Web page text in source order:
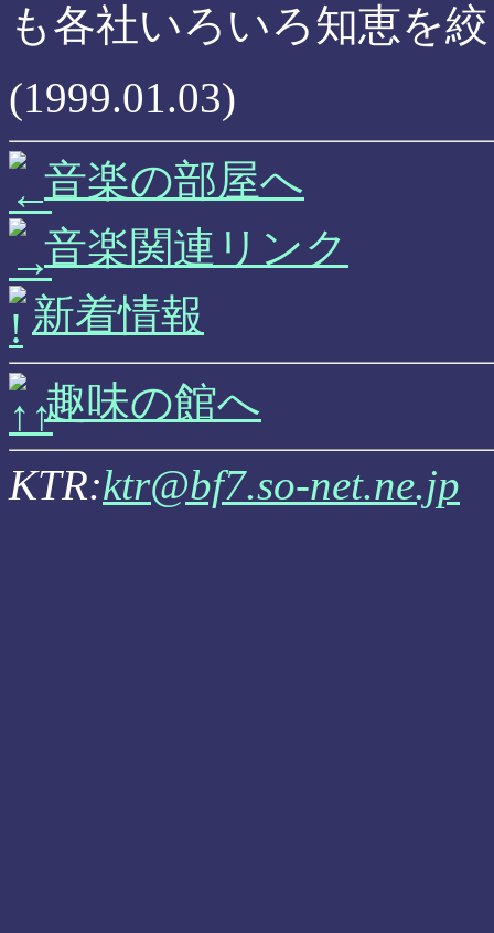
も各社いろいろ知恵を
(1999.01.03)
音楽の部屋へ
音楽関連リンク
新着情報
趣味の館へ
KTR:ktr@bf7.so-net.ne.jp